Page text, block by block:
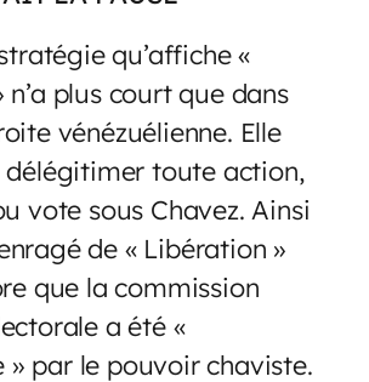
qu’affiche «
plus court que dans
vénézuélienne. Elle
toute action,
vote sous Chavez. Ainsi
de « Libération »
que la commission
a été «
» par le pouvoir chaviste.